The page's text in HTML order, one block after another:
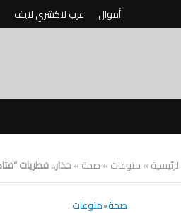
أموال عرب لاكشري لايف
الرئيسية»منوعات»صحة»حذار.. فطريات “فتاكة” تبث 75 سماً
صحة•منوعات